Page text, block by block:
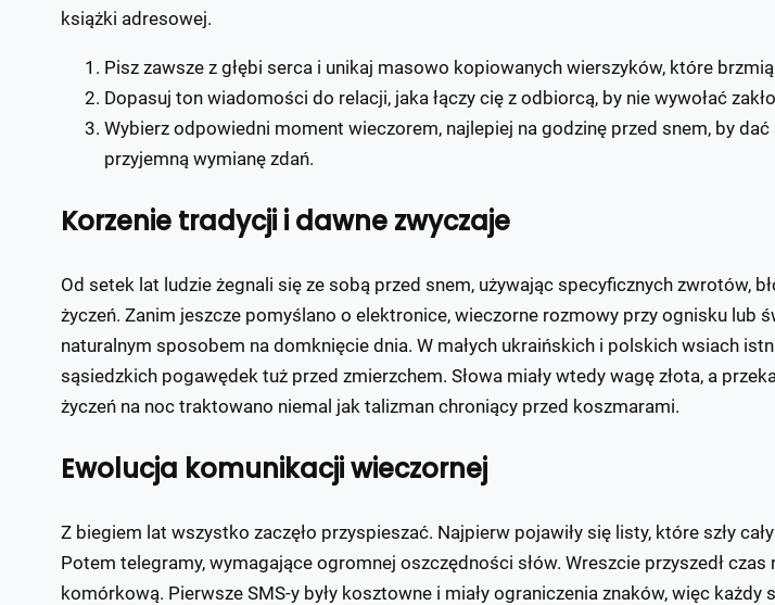
książki adresowej.
Pisz zawsze z głębi serca i unikaj masowo kopiowanych wierszyków, które
Dopasuj ton wiadomości do relacji, jaka łączy cię z odbiorcą, by nie wywołać
Wybierz odpowiedni moment wieczorem, najlepiej na godzinę przed snem, by dać
przyjemną wymianę zdań.
Korzenie tradycji i dawne zwyczaje
Od setek lat ludzie żegnali się ze sobą przed snem, używając specyficznych zwrotów,
życzeń. Zanim jeszcze pomyślano o elektronice, wieczorne rozmowy przy ognisku lub
naturalnym sposobem na domknięcie dnia. W małych ukraińskich i polskich wsiach
sąsiedzkich pogawędek tuż przed zmierzchem. Słowa miały wtedy wagę złota, a
życzeń na noc traktowano niemal jak talizman chroniący przed koszmarami.
Ewolucja komunikacji wieczornej
Z biegiem lat wszystko zaczęło przyspieszać. Najpierw pojawiły się listy, które szły
Potem telegramy, wymagające ogromnej oszczędności słów. Wreszcie przyszedł czas
komórkową. Pierwsze SMS-y były kosztowne i miały ograniczenia znaków, więc